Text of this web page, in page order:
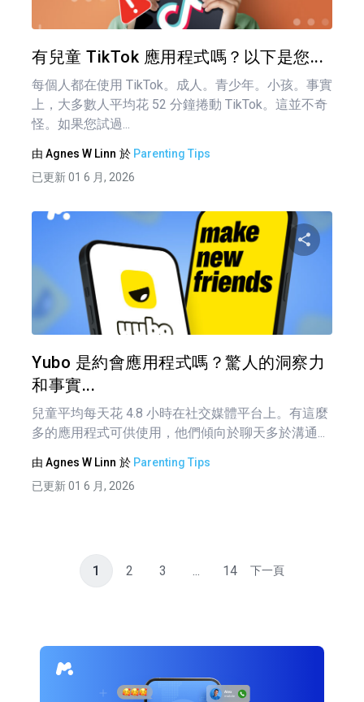
有兒童 TikTok 應用程式嗎？以下是您...
每個人都在使用 TikTok。成人。青少年。小孩。事實
上，大多數人平均花 52 分鐘捲動 TikTok。這並不奇
怪。如果您試過...
由 Agnes W Linn 於 Parenting Tips
已更新 01 6 月, 2026
Yubo 是約會應用程式嗎？驚人的洞察力
和事實...
兒童平均每天花 4.8 小時在社交媒體平台上。有這麼
多的應用程式可供使用，他們傾向於聊天多於溝通...
由 Agnes W Linn 於 Parenting Tips
已更新 01 6 月, 2026
文
覽
1 2 3 ... 14 下一頁